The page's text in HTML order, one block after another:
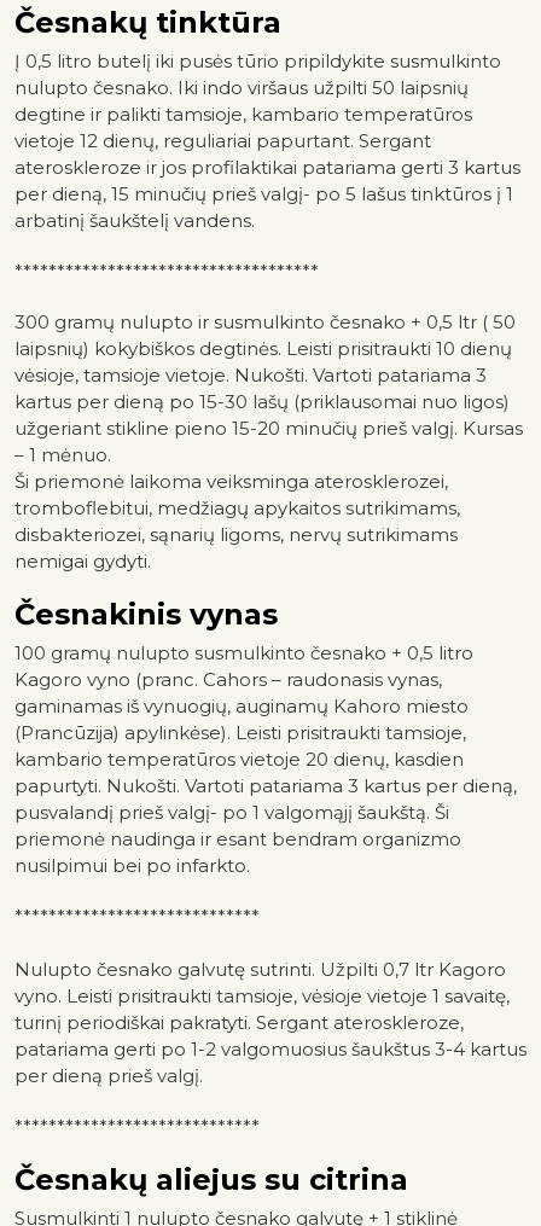
Česnakų tinktūra
Į 0,5 litro butelį iki pusės tūrio pripildykite susmulkinto
nulupto česnako. Iki indo viršaus užpilti 50 laipsnių
degtine ir palikti tamsioje, kambario temperatūros
vietoje 12 dienų, reguliariai papurtant. Sergant
ateroskleroze ir jos profilaktikai patariama gerti 3 kartus
per dieną, 15 minučių prieš valgį- po 5 lašus tinktūros į 1
arbatinį šaukštelį vandens.
************************************
300 gramų nulupto ir susmulkinto česnako + 0,5 ltr ( 50
laipsnių) kokybiškos degtinės. Leisti prisitraukti 10 dienų
vėsioje, tamsioje vietoje. Nukošti. Vartoti patariama 3
kartus per dieną po 15-30 lašų (priklausomai nuo ligos)
užgeriant stikline pieno 15-20 minučių prieš valgį. Kursas
– 1 mėnuo.
Ši priemonė laikoma veiksminga aterosklerozei,
tromboflebitui, medžiagų apykaitos sutrikimams,
disbakteriozei, sąnarių ligoms, nervų sutrikimams
nemigai gydyti.
Česnakinis vynas
100 gramų nulupto susmulkinto česnako + 0,5 litro
Kagoro vyno (pranc. Cahors – raudonasis vynas,
gaminamas iš vynuogių, auginamų Kahoro miesto
(Prancūzija) apylinkėse). Leisti prisitraukti tamsioje,
kambario temperatūros vietoje 20 dienų, kasdien
papurtyti. Nukošti. Vartoti patariama 3 kartus per dieną,
pusvalandį prieš valgį- po 1 valgomąjį šaukštą. Ši
priemonė naudinga ir esant bendram organizmo
nusilpimui bei po infarkto.
*****************************
Nulupto česnako galvutę sutrinti. Užpilti 0,7 ltr Kagoro
vyno. Leisti prisitraukti tamsioje, vėsioje vietoje 1 savaitę,
turinį periodiškai pakratyti. Sergant ateroskleroze,
patariama gerti po 1-2 valgomuosius šaukštus 3-4 kartus
per dieną prieš valgį.
*****************************
Česnakų aliejus su citrina
Susmulkinti 1 nulupto česnako galvutę + 1 stiklinė